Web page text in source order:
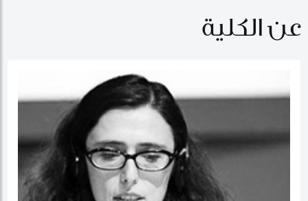
عن الكلية